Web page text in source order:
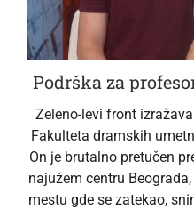
Podrška za
Zeleno-levi front
Fakulteta dramskih
On je brutalno pretučen
najužem centru
mestu gde se zatekao,